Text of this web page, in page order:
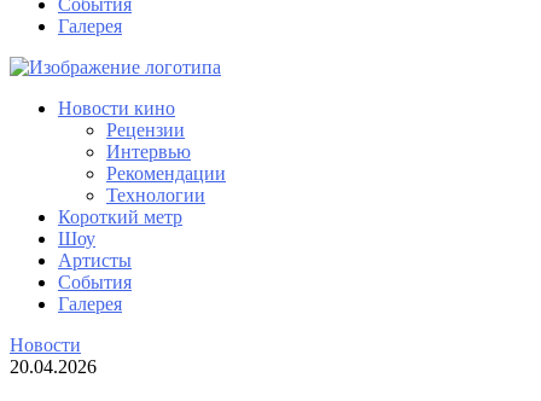
Галерея
Новости кино
Рецензии
Интервью
Рекомендации
Технологии
Короткий метр
Шоу
Артисты
События
Галерея
Новости
20.04.2026